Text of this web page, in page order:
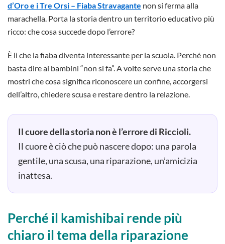
d’Oro e i Tre Orsi – Fiaba Stravagante non si ferma alla
marachella. Porta la storia dentro un territorio educativo più
ricco: che cosa succede dopo l’errore?
È lì che la fiaba diventa interessante per la scuola. Perché non
basta dire ai bambini “non si fa”. A volte serve una storia che
mostri che cosa significa riconoscere un confine, accorgersi
dell’altro, chiedere scusa e restare dentro la relazione.
Il cuore della storia non è l’errore di Riccioli.
Il cuore è ciò che può nascere dopo: una parola
gentile, una scusa, una riparazione, un’amicizia
inattesa.
Perché il kamishibai rende più
chiaro il tema della riparazione